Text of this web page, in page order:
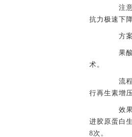
注意
抗力极速下
方案
果酸
术。
流程
行再生素增
效果
进胶原蛋白
8次。